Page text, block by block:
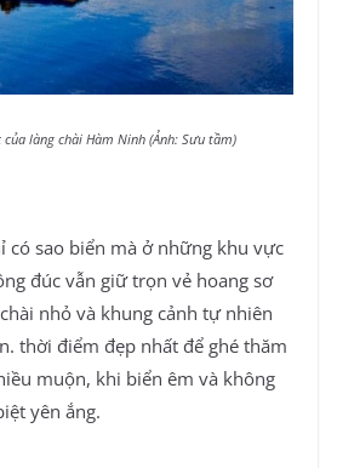
làng chài Hàm Ninh (Ảnh: Sưu tầm)
có sao biển mà ở những khu vực
đúc vẫn giữ trọn vẻ hoang sơ
nhỏ và khung cảnh tự nhiên
thời điểm đẹp nhất để ghé thăm
muộn, khi biển êm và không
yên ắng.